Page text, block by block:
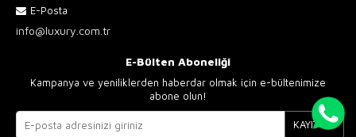
E-Posta
info@luxury.com.tr
E-Bülten Aboneliği
Kampanya ve yeniliklerden haberdar olmak için e-bültenimize
abone olun!
KAYIT OL